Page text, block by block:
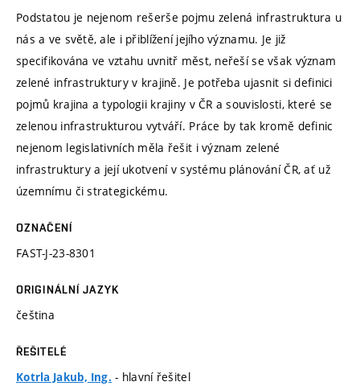
Podstatou je nejenom rešerše pojmu zelená infrastruktura u
nás a ve světě, ale i přiblížení jejího významu. Je již
specifikována ve vztahu uvnitř měst, neřeší se však význam
zelené infrastruktury v krajině. Je potřeba ujasnit si definici
pojmů krajina a typologii krajiny v ČR a souvislosti, které se
zelenou infrastrukturou vytváří. Práce by tak kromě definic
nejenom legislativních měla řešit i význam zelené
infrastruktury a její ukotvení v systému plánování ČR, ať už
územnímu či strategickému.
OZNAČENÍ
FAST-J-23-8301
ORIGINÁLNÍ JAZYK
čeština
ŘEŠITELÉ
Kotrla Jakub, Ing. - hlavní řešitel